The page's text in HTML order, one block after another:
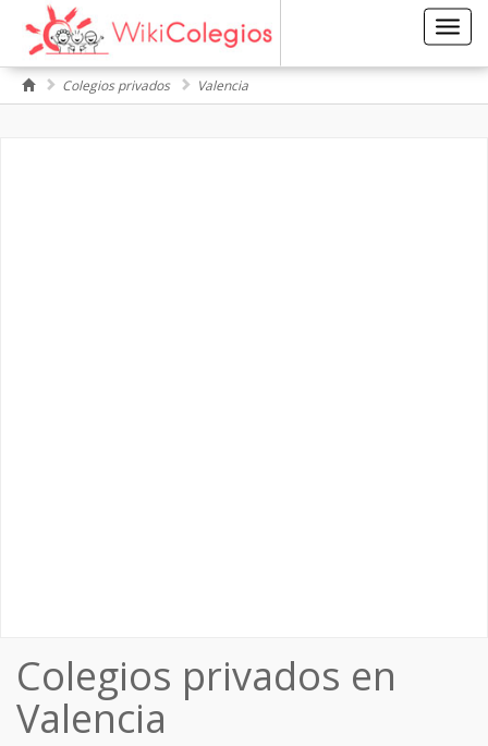
Colegios privados Valencia
Colegios privados en
Valencia